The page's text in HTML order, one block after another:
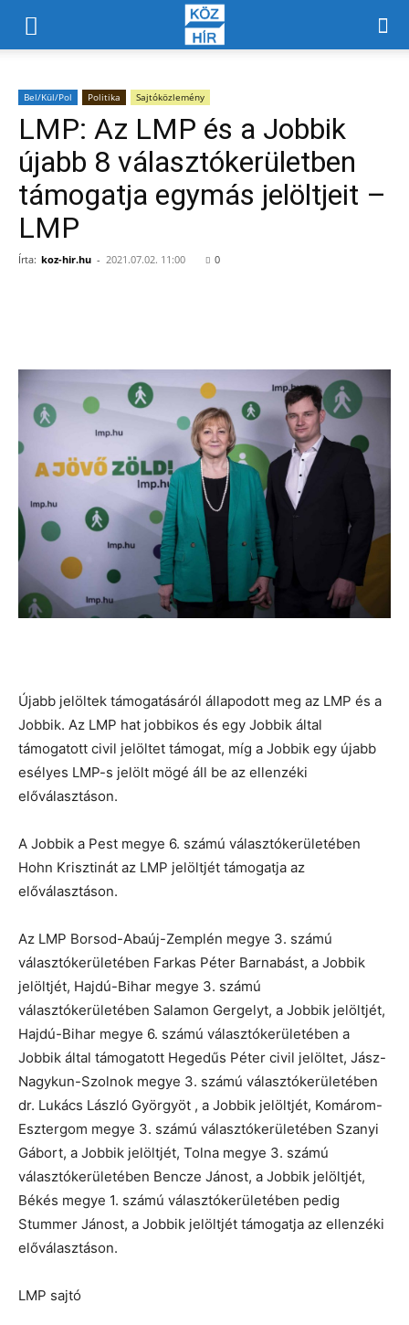
Bel/Kül/Pol Politika Sajtóközlemény
LMP: Az LMP és a Jobbik
újabb 8 választókerületben
támogatja egymás jelöltjeit –
LMP
Írta: koz-hir.hu - 2021.07.02. 11:00 0
Újabb jelöltek támogatásáról állapodott meg az LMP és a
Jobbik. Az LMP hat jobbikos és egy Jobbik által
támogatott civil jelöltet támogat, míg a Jobbik egy újabb
esélyes LMP-s jelölt mögé áll be az ellenzéki
előválasztáson.
A Jobbik a Pest megye 6. számú választókerületében
Hohn Krisztinát az LMP jelöltjét támogatja az
előválasztáson.
Az LMP Borsod-Abaúj-Zemplén megye 3. számú
választókerületében Farkas Péter Barnabást, a Jobbik
jelöltjét, Hajdú-Bihar megye 3. számú
választókerületében Salamon Gergelyt, a Jobbik jelöltjét,
Hajdú-Bihar megye 6. számú választókerületében a
Jobbik által támogatott Hegedűs Péter civil jelöltet, Jász-
Nagykun-Szolnok megye 3. számú választókerületében
dr. Lukács László Györgyöt , a Jobbik jelöltjét, Komárom-
Esztergom megye 3. számú választókerületében Szanyi
Gábort, a Jobbik jelöltjét, Tolna megye 3. számú
választókerületében Bencze Jánost, a Jobbik jelöltjét,
Békés megye 1. számú választókerületében pedig
Stummer Jánost, a Jobbik jelöltjét támogatja az ellenzéki
előválasztáson.
LMP sajtó